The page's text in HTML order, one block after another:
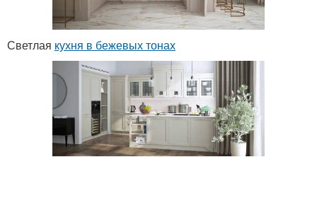
Светлая кухня в бежевых тонах